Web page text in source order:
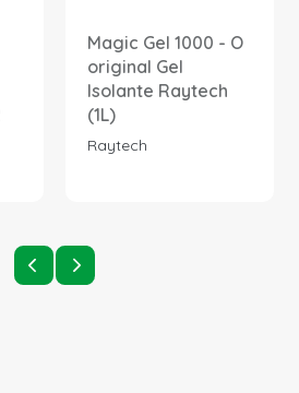
Magic Gel 1000 - O
original Gel
Isolante Raytech
(1L)
Raytech